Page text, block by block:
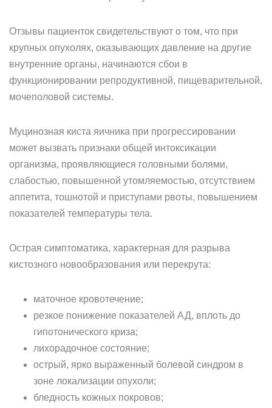
Отзывы пациенток свидетельствуют о том, что при
крупных опухолях, оказывающих давление на другие
внутренние органы, начинаются сбои в
функционировании репродуктивной, пищеварительной,
мочеполовой системы.
Муцинозная киста яичника при прогрессировании
может вызвать признаки общей интоксикации
организма, проявляющиеся головными болями,
слабостью, повышенной утомляемостью, отсутствием
аппетита, тошнотой и приступами рвоты, повышением
показателей температуры тела.
Острая симптоматика, характерная для разрыва
кистозного новообразования или перекрута:
маточное кровотечение;
резкое понижение показателей АД, вплоть до
гипотонического криза;
лихорадочное состояние;
острый, ярко выраженный болевой синдром в
зоне локализации опухоли;
бледность кожных покровов;